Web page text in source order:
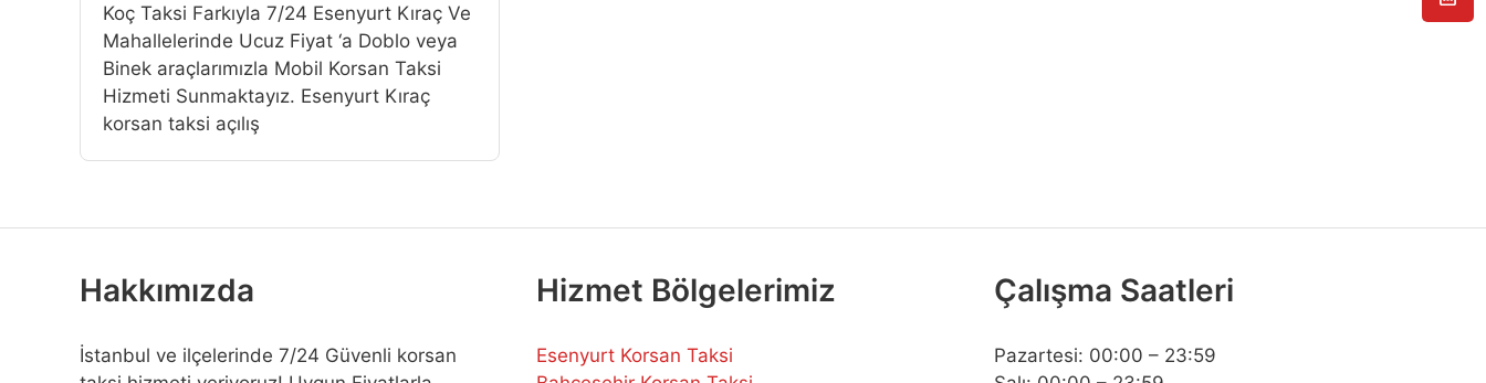
Koç Taksi Farkıyla 7/24 Esenyurt Kıraç Ve
Mahallelerinde Ucuz Fiyat ‘a Doblo veya
Binek araçlarımızla Mobil Korsan Taksi
Hizmeti Sunmaktayız. Esenyurt Kıraç
korsan taksi açılış
Hakkımızda
İstanbul ve ilçelerinde 7/24 Güvenli korsan
Hizmet Bölgelerimiz
Esenyurt Korsan Taksi
Çalışma Saatleri
Pazartesi: 00:00 – 23:59